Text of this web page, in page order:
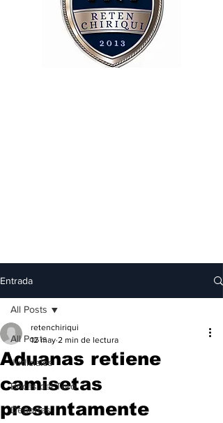
Entrada
All Posts
Judiciales
Bocas del Toro
Deportes
All Posts
Aduanas retiene
camisetas
presuntamente
retenchiriqui
12 may 2 min de lectura